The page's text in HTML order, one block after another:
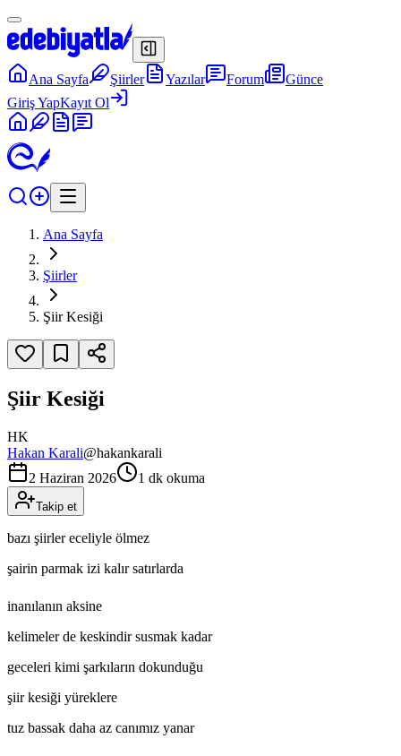
Ana Sayfa Şiirler Yazılar Forum
Günce
Giriş YapKayıt Ol
Ana Sayfa
Şiirler
Şiir Kesiği
Şiir Kesiği
HK
Hakan Karali@hakankarali
2 Haziran 2026
1 dk okuma
Takip et
bazı şiirler eceliyle ölmez
şairin parmak izi kalır satırlarda
inanılanın aksine
kelimeler de keskindir susmak kadar
geceleri kimi şarkıların dokunduğu
şiir kesiği yüreklere
tuz bassak daha az canımız yanar